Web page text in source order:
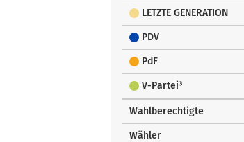
LETZTE GENERATION
PDV
PdF
V-Partei³
Wahlberechtigte
Wähler